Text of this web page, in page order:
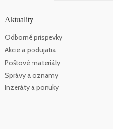
Aktuality
Odborné príspevky
Akcie a podujatia
Poštové materiály
Správy a oznamy
Inzeráty a ponuky